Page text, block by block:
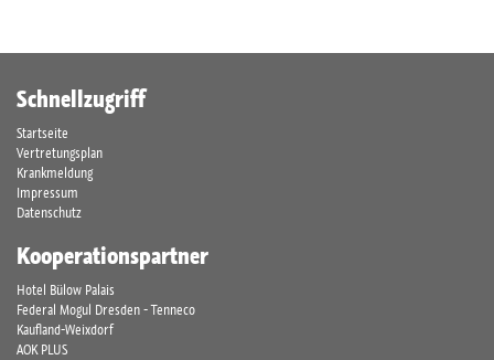
Schnellzugriff
Startseite
Vertretungsplan
Krankmeldung
Impressum
Datenschutz
Kooperationspartner
Hotel Bülow Palais
Federal Mogul Dresden - Tenneco
Kaufland-Weixdorf
AOK PLUS